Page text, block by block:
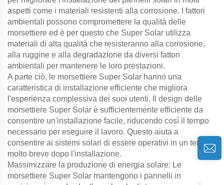
aspetti come i materiali resistenti alla corrosione. I fattori
ambientali possono compromettere la qualità delle
morsettiere ed è per questo che Super Solar utilizza
materiali di alta qualità che resisteranno alla corrosione,
alla ruggine e alla degradazione da diversi fattori
ambientali per mantenere le loro prestazioni.
A parte ciò, le morsettiere Super Solar hanno una
caratteristica di installazione efficiente che migliora
l'esperienza complessiva dei suoi utenti. Il design delle
morsettiere Super Solar è sufficientemente efficiente da
consentire un'installazione facile, riducendo così il tempo
necessario per eseguire il lavoro. Questo aiuta a
consentire ai sistemi solari di essere operativi in un tempo
molto breve dopo l'installazione.
Massimizzare la produzione di energia solare: Le
morsettiere Super Solar mantengono i pannelli in